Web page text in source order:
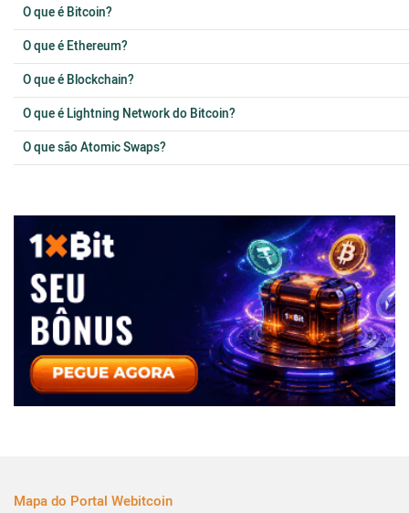
O que é Bitcoin?
O que é Ethereum?
O que é Blockchain?
O que é Lightning Network do Bitcoin?
O que são Atomic Swaps?
Mapa do Portal Webitcoin